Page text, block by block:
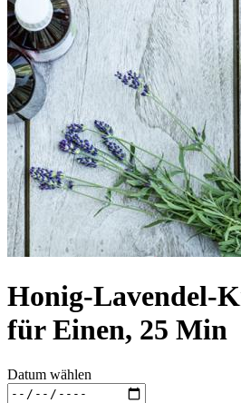
Honig-Lavendel-
für Einen, 25 Min
Datum wählen